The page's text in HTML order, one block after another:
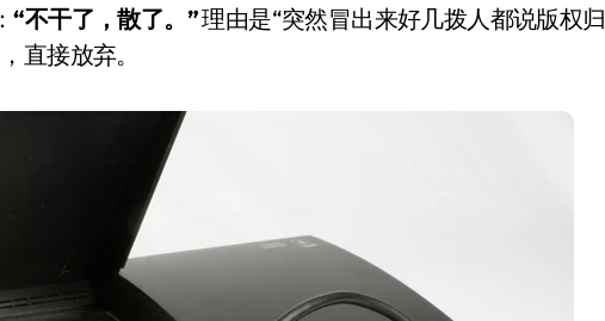
了——永辉的“休克疗法”宣告暂停
测器太空“开箱”，一边探测射线一边光伏发电
，小米17标准版逼近4800
肥正在下一盘你看不懂的大棋
的人第一步就做错了
第三次复刻GBA SP，情怀拉满
PC，光盘党也能“以盘换数”了？
“不干了，散了。”理由是“突然冒出来好几拨人都说版权归
直接放弃。